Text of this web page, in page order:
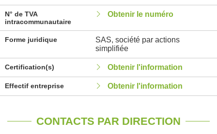
N° de TVA
intracommunautaire
Obtenir le numéro
Forme juridique
SAS, société par actions
simplifiée
Certification(s) Obtenir l'information
Effectif entreprise Obtenir l'information
CONTACTS PAR DIRECTION